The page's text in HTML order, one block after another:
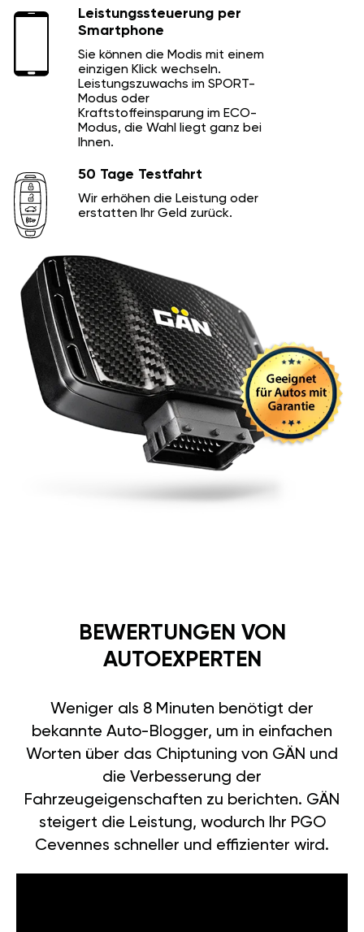
Leistungssteuerung per
Smartphone
Sie können die Modis mit einem
einzigen Klick wechseln.
Leistungszuwachs im SPORT-
Modus oder
Kraftstoffeinsparung im ECO-
Modus, die Wahl liegt ganz bei
Ihnen.
50 Tage Testfahrt
Wir erhöhen die Leistung oder
erstatten Ihr Geld zurück.
BEWERTUNGEN VON
AUTOEXPERTEN
Weniger als 8 Minuten benötigt der
bekannte Auto-Blogger, um in einfachen
Worten über das Chiptuning von GÄN und
die Verbesserung der
Fahrzeugeigenschaften zu berichten. GÄN
steigert die Leistung, wodurch Ihr PGO
Cevennes schneller und effizienter wird.